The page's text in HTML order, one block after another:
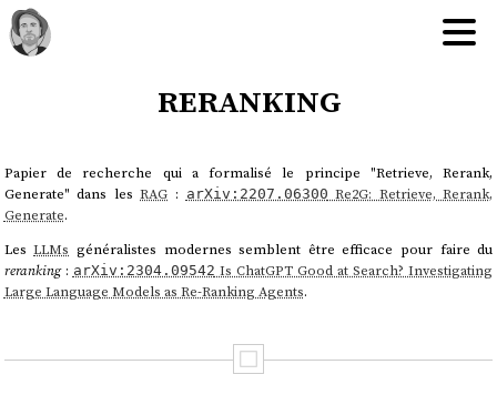
reranking
Papier de recherche qui a formalisé le principe "Retrieve, Rerank,
Generate" dans lesRAG : arXiv:2207.06300 Re2G: Retrieve, Rerank,
Generate.
LesLLMs généralistes modernes semblent être efficace pour faire du
reranking: arXiv:2304.09542 Is ChatGPT Good at Search? Investigating
Large Language Models as Re-Ranking Agents.